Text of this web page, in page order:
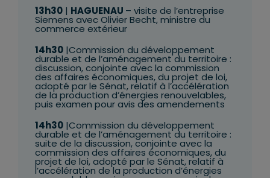
13h30| HAGUENAU – visite de l’entreprise
Siemens avec Olivier Becht, ministre du
commerce extérieur
14h30|Commission du développement
durable et de l’aménagement du territoire :
discussion, conjointe avec la commission
des affaires économiques, du projet de loi,
adopté par le Sénat, relatif à l’accélération
de la production d’énergies renouvelables,
puis examen pour avis des amendements
14h30|Commission du développement
durable et de l’aménagement du territoire :
suite de la discussion, conjointe avec la
commission des affaires économiques, du
projet de loi, adopté par le Sénat, relatif à
l’accélération de la production d’énergies